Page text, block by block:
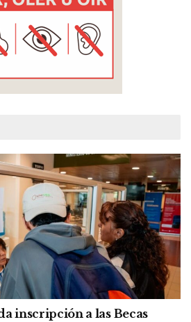
inscripción a las Becas